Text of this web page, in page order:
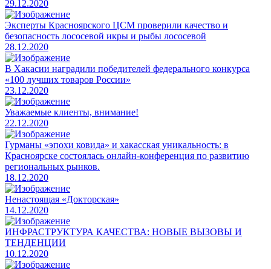
29.12.2020
Эксперты Красноярского ЦСМ проверили качество и
безопасность лососевой икры и рыбы лососевой
28.12.2020
​В Хакасии наградили победителей федерального конкурса
«100 лучших товаров России»
23.12.2020
Уважаемые клиенты, внимание!
22.12.2020
​Гурманы «эпохи ковида» и хакасская уникальность: в
Красноярске состоялась онлайн-конференция по развитию
региональных рынков.
18.12.2020
​Ненастоящая «Докторская»
14.12.2020
ИНФРАСТРУКТУРА КАЧЕСТВА: НОВЫЕ ВЫЗОВЫ И
ТЕНДЕНЦИИ
10.12.2020